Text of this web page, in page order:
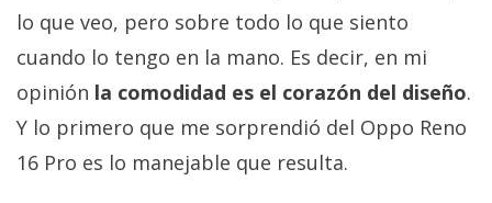
lo que veo, pero sobre todo lo que siento
cuando lo tengo en la mano. Es decir, en mi
opinión la comodidad es el corazón del diseño.
Y lo primero que me sorprendió del Oppo Reno
16 Pro es lo manejable que resulta.